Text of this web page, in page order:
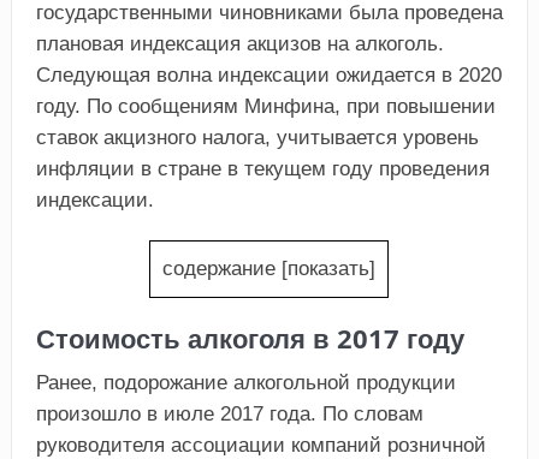
государственными чиновниками была проведена
плановая индексация акцизов на алкоголь.
Следующая волна индексации ожидается в 2020
году. По сообщениям Минфина, при повышении
ставок акцизного налога, учитывается уровень
инфляции в стране в текущем году проведения
индексации.
содержание [показать]
Стоимость алкоголя в 2017 году
Ранее, подорожание алкогольной продукции
произошло в июле 2017 года. По словам
руководителя ассоциации компаний розничной